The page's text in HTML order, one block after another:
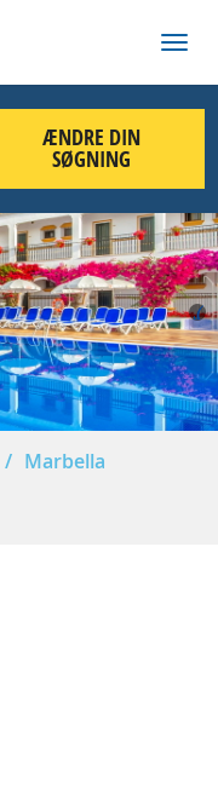
ÆNDRE DIN
SØGNING
Marbella